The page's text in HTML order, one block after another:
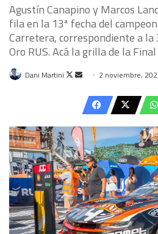
Agustín Canapino y Marcos
fila en la 13ª fecha del
Carretera, correspondiente a la
Oro RUS. Acá la grilla de la
Dani Martini
Follow
Send
email
2 noviembre,